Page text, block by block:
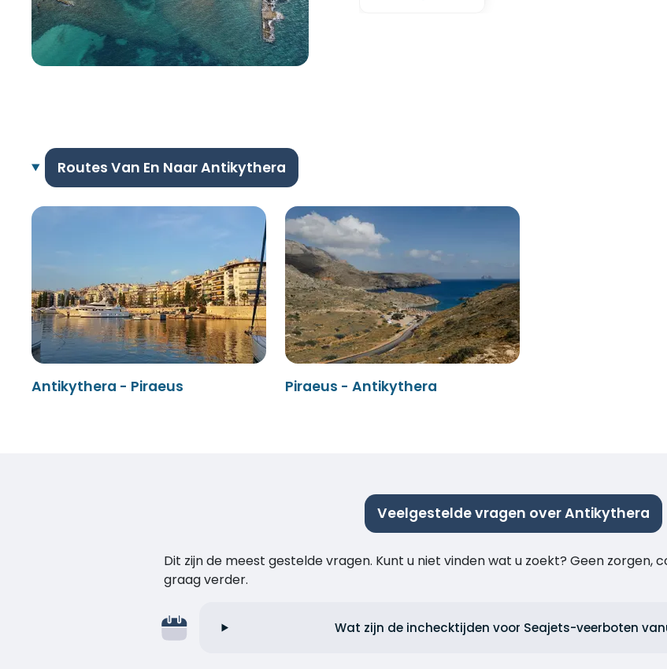
Routes Van En Naar Antikythera
Antikythera - Piraeus Piraeus - Antikythera
Veelgestelde vragen over Antikythera
Dit zijn de meest gestelde vragen. Kunt u niet vinden wat u zoekt? Geen zorgen,
graag verder.
Wat zijn de inchecktijden voor Seajets-veerboten